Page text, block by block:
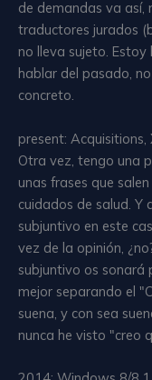
de demandas va así,
traductores jurados
no lleva sujeto. Estoy
hablar del pasado,
concreto.
present:
Otra vez, tengo una
unas frases que
cuidados de salud. Y
subjuntivo en este
vez de la opinión,
subjuntivo os sonará
mejor separando el
suena, y con sea
nunca he visto "creo